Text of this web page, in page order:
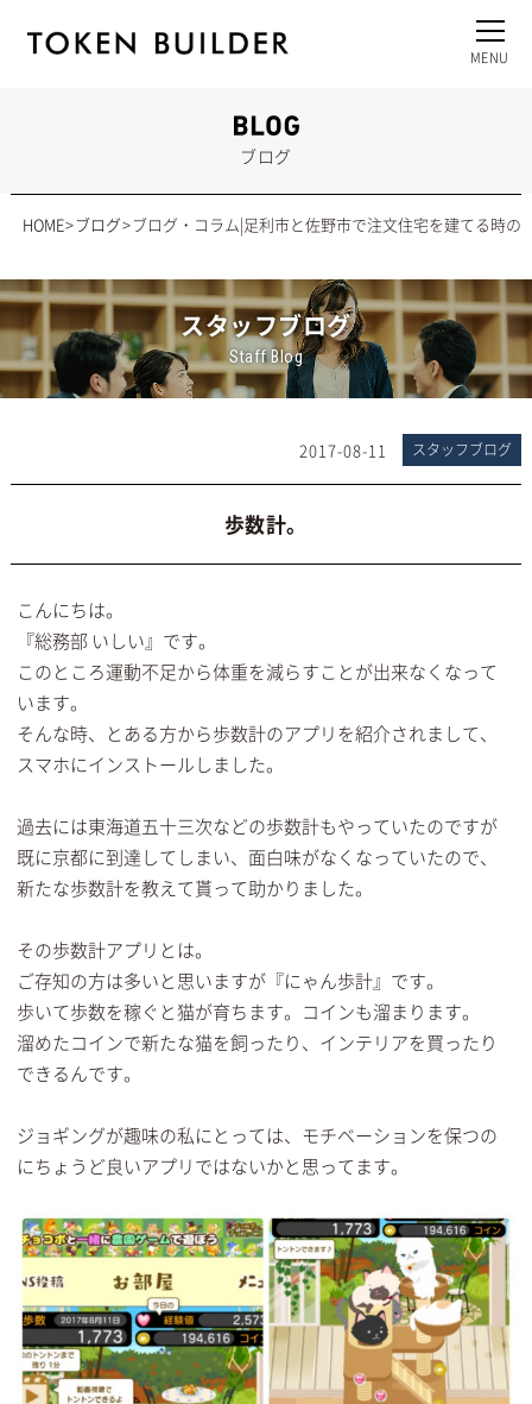
ブログ
HOME ブログ ブログ・コラム|足利市と佐野市で注文住宅を建てる時の
スタッフブログ
Staff Blog
2017-08-11 スタッフブログ
歩数計。
こんにちは。
『総務部 いしい』です。
このところ運動不足から体重を減らすことが出来なくなって
います。
そんな時、とある方から歩数計のアプリを紹介されまして、
スマホにインストールしました。
過去には東海道五十三次などの歩数計もやっていたのですが
既に京都に到達してしまい、面白味がなくなっていたので、
新たな歩数計を教えて貰って助かりました。
その歩数計アプリとは。
ご存知の方は多いと思いますが『にゃん歩計』です。
歩いて歩数を稼ぐと猫が育ちます。コインも溜まります。
溜めたコインで新たな猫を飼ったり、インテリアを買ったり
できるんです。
ジョギングが趣味の私にとっては、モチベーションを保つの
にちょうど良いアプリではないかと思ってます。